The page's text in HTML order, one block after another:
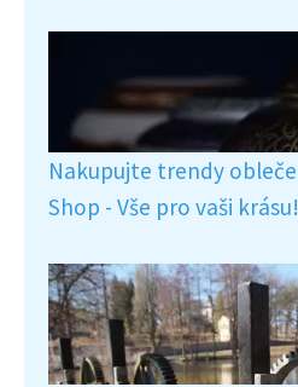
Nakupujte trendy
Shop - Vše pro vaši krásu!